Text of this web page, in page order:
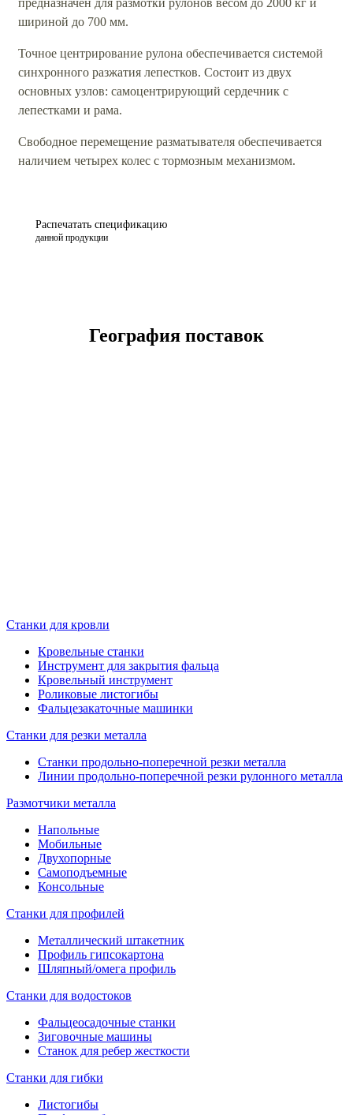
шириной до 700 мм.
Точное центрирование рулона обеспечивается системой
синхронного разжатия лепестков. Состоит из двух
основных узлов: самоцентрирующий сердечник с
лепестками и рама.
Свободное перемещение разматывателя обеспечивается
наличием четырех колес с тормозным механизмом.
Распечатать спецификацию
данной продукции
География поставок
Станки для кровли
Кровельные станки
Инструмент для закрытия фальца
Кровельный инструмент
Роликовые листогибы
Фальцезакаточные машинки
Станки для резки металла
Станки продольно-поперечной резки металла
Линии продольно-поперечной резки рулонного металла
Размотчики металла
Напольные
Мобильные
Двухопорные
Самоподъемные
Консольные
Станки для профилей
Металлический штакетник
Профиль гипсокартона
Шляпный/омега профиль
Станки для водостоков
Фальцеосадочные станки
Зиговочные машины
Станок для ребер жесткости
Станки для гибки
Листогибы